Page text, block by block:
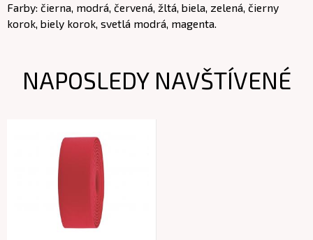
Farby: čierna, modrá, červená, žltá, biela, zelená, čierny
korok, biely korok, svetlá modrá, magenta.
NAPOSLEDY NAVŠTÍVENÉ